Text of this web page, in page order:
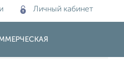
Личный кабинет